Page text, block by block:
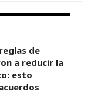
de
a reducir la
esto